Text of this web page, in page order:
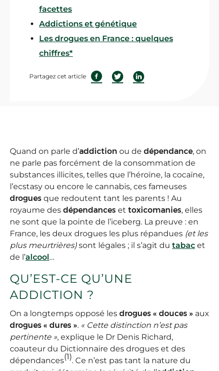
facettes
Addictions et génétique
Les drogues en France : quelques
chiffres*
Partagez cet article
Quand on parle d’addiction ou de dépendance, on
ne parle pas forcément de la consommation de
substances illicites, telles que l’héroïne, la cocaïne,
l’ecstasy ou encore le cannabis, ces fameuses
drogues que redoutent tant les parents ! Au
royaume des dépendances et toxicomanies, elles
ne sont que la pointe de l’iceberg. La preuve : en
France, les deux drogues les plus répandues (et les
plus meurtrières)sont légales ; il s’agit du tabac et
de l’alcool…
QU’EST-CE QU’UNE
ADDICTION ?
On a longtemps opposé les drogues « douces » aux
drogues « dures ». « Cette distinction n’est pas
pertinente », explique le Dr Denis Richard,
coauteur du Dictionnaire des drogues et des
dépendances(1). Ce n’est pas tant la nature du